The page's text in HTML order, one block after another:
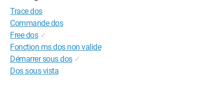
Trace dos
Commande dos
Free dos ✓
Fonction ms dos non valide
Démarrer sous dos ✓
Dos sous vista